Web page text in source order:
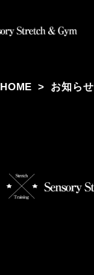
HOME お知らせ